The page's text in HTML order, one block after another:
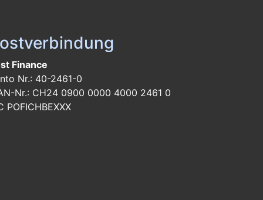
Finance
Nr.: 40-2461-0
Nr.: CH24 0900 0000 4000 2461 0
POFICHBEXXX